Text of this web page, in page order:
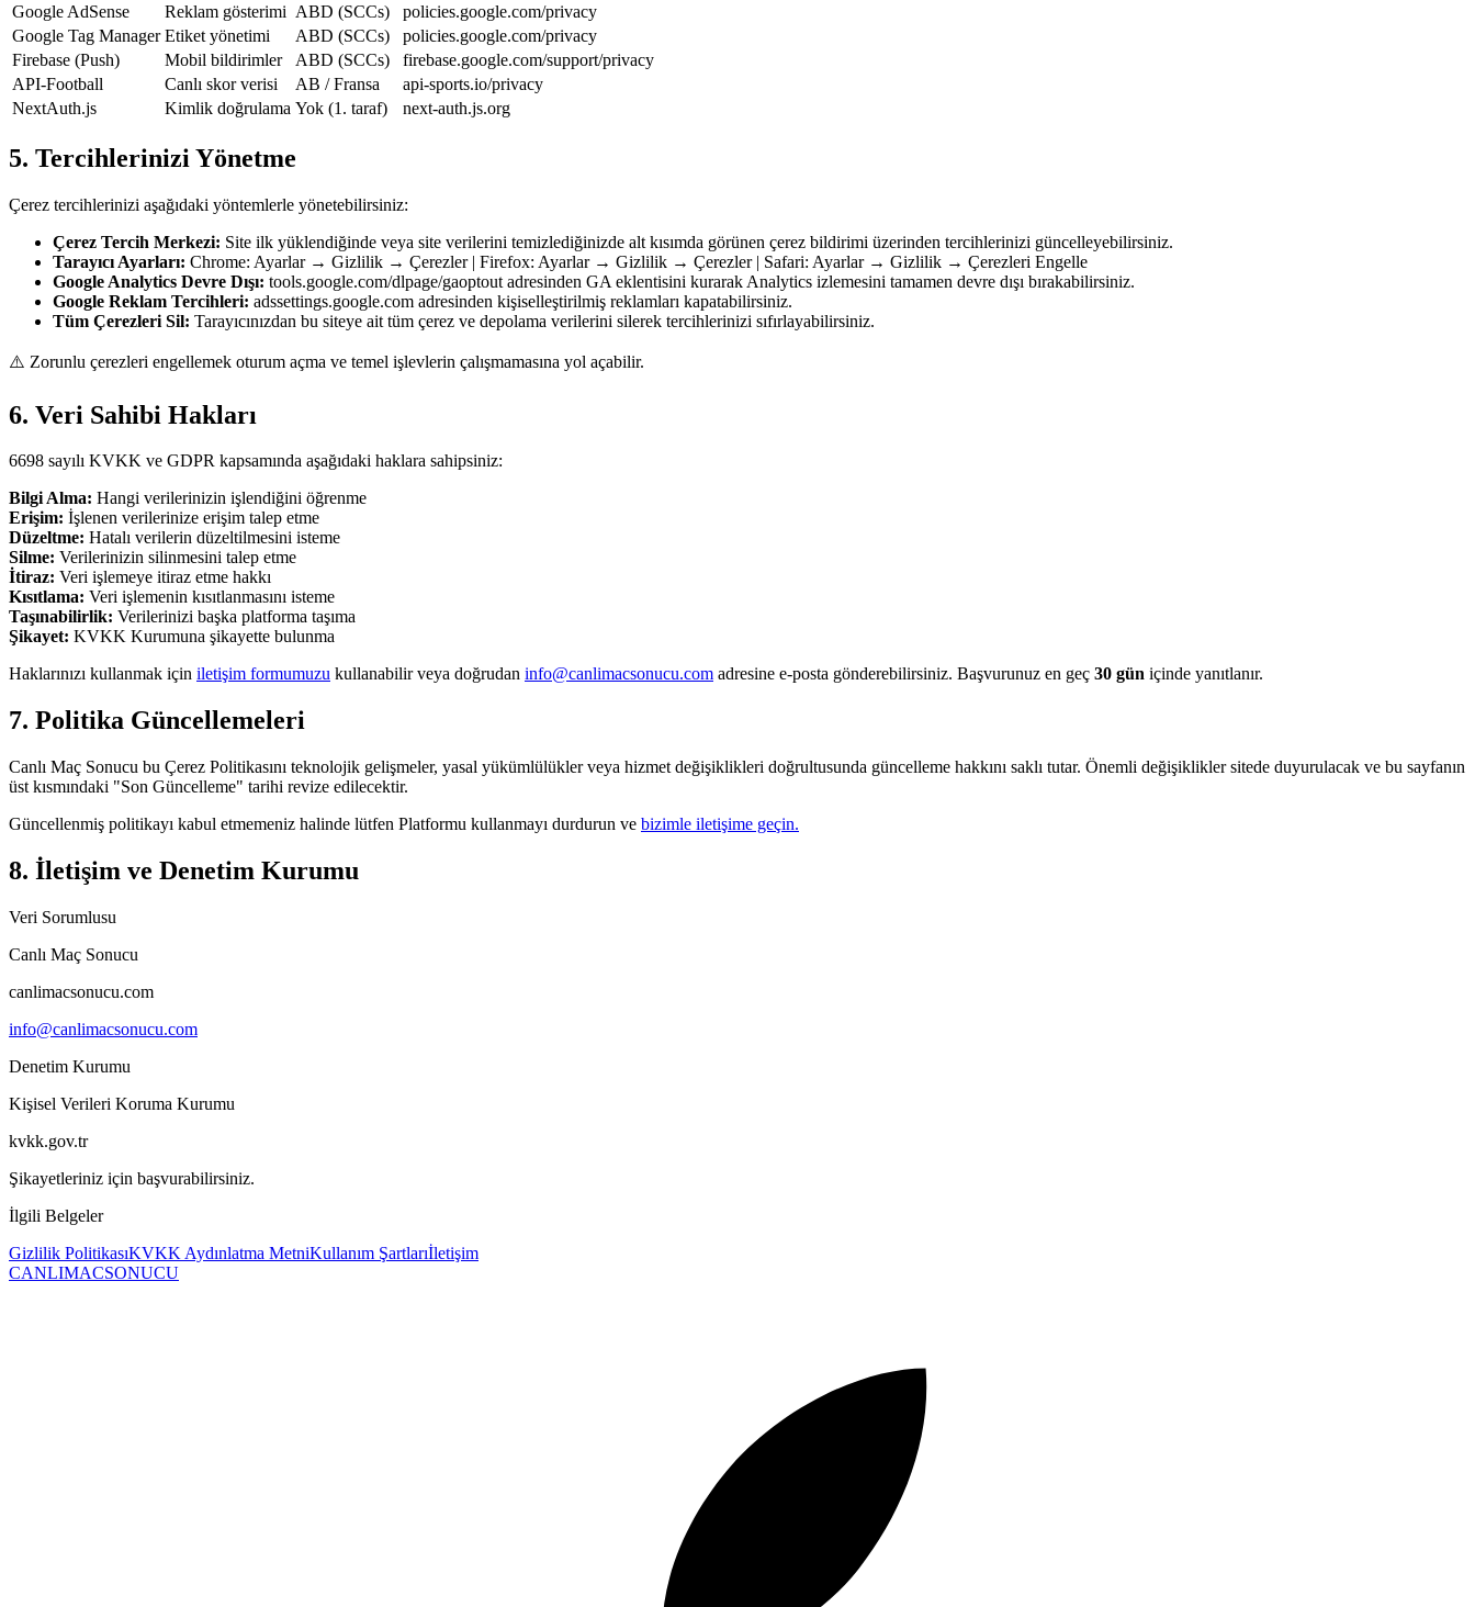
Google AdSense
Reklam gösterimi ABD (SCCs)
policies.google.com/privacy
Google Tag Manager Etiket yönetimi ABD (SCCs)
policies.google.com/privacy
Firebase (Push)
Mobil bildirimler ABD (SCCs)
firebase.google.com/support/privacy
API-Football
Canlı skor verisi AB / Fransa
api-sports.io/privacy
NextAuth.js
Kimlik doğrulama Yok (1. taraf) next-auth.js.org
5. Tercihlerinizi Yönetme
Çerez tercihlerinizi aşağıdaki yöntemlerle yönetebilirsiniz:
Çerez Tercih Merkezi: Site ilk yüklendiğinde veya site verilerini temizlediğinizde alt kısımda görünen çerez bildirimi üzerinden tercihlerinizi güncelleyebilirsiniz.
Tarayıcı Ayarları: Chrome: Ayarlar → Gizlilik → Çerezler | Firefox: Ayarlar → Gizlilik → Çerezler | Safari: Ayarlar → Gizlilik → Çerezleri Engelle
Google Analytics Devre Dışı: tools.google.com/dlpage/gaoptout adresinden GA eklentisini kurarak Analytics izlemesini tamamen devre dışı bırakabilirsiniz.
Google Reklam Tercihleri: adssettings.google.com adresinden kişiselleştirilmiş reklamları kapatabilirsiniz.
Tüm Çerezleri Sil: Tarayıcınızdan bu siteye ait tüm çerez ve depolama verilerini silerek tercihlerinizi sıfırlayabilirsiniz.
⚠️ Zorunlu çerezleri engellemek oturum açma ve temel işlevlerin çalışmamasına yol açabilir.
6. Veri Sahibi Hakları
6698 sayılı KVKK ve GDPR kapsamında aşağıdaki haklara sahipsiniz:
Bilgi Alma: Hangi verilerinizin işlendiğini öğrenme
Erişim: İşlenen verilerinize erişim talep etme
Düzeltme: Hatalı verilerin düzeltilmesini isteme
Silme: Verilerinizin silinmesini talep etme
İtiraz: Veri işlemeye itiraz etme hakkı
Kısıtlama: Veri işlemenin kısıtlanmasını isteme
Taşınabilirlik: Verilerinizi başka platforma taşıma
Şikayet: KVKK Kurumuna şikayette bulunma
Haklarınızı kullanmak için iletişim formumuzu kullanabilir veya doğrudan info@canlimacsonucu.com adresine e-posta gönderebilirsiniz. Başvurunuz en geç 30 gün içinde yanıtlanır.
7. Politika Güncellemeleri
Canlı Maç Sonucu bu Çerez Politikasını teknolojik gelişmeler, yasal yükümlülükler veya hizmet değişiklikleri doğrultusunda güncelleme hakkını saklı tutar. Önemli değişiklikler sitede duyurulacak ve bu sayfanın
üst kısmındaki "Son Güncelleme" tarihi revize edilecektir.
Güncellenmiş politikayı kabul etmemeniz halinde lütfen Platformu kullanmayı durdurun ve bizimle iletişime geçin.
8. İletişim ve Denetim Kurumu
Veri Sorumlusu
Canlı Maç Sonucu
canlimacsonucu.com
info@canlimacsonucu.com
Denetim Kurumu
Kişisel Verileri Koruma Kurumu
kvkk.gov.tr
Şikayetleriniz için başvurabilirsiniz.
İlgili Belgeler
Gizlilik PolitikasıKVKK Aydınlatma MetniKullanım Şartlarıİletişim
CANLIMACSONUCU